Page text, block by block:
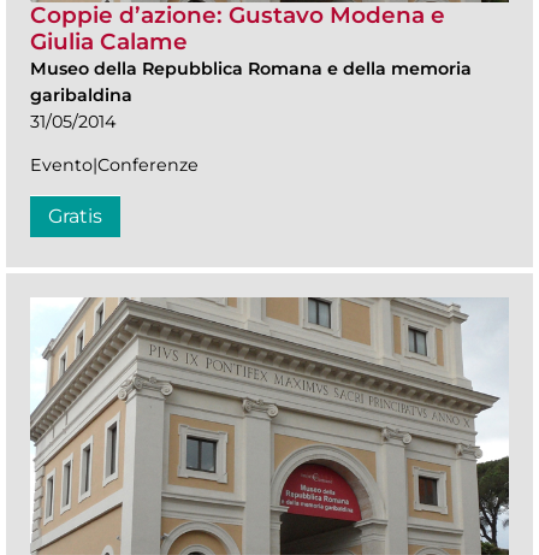
Coppie d’azione: Gustavo Modena e
Giulia Calame
Museo della Repubblica Romana e della memoria
garibaldina
31/05/2014
Evento|Conferenze
Gratis